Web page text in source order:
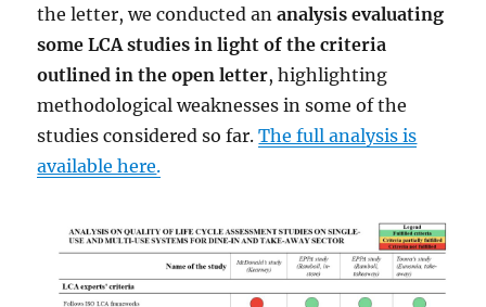
the letter, we conducted ananalysis evaluating
some LCA studies in light of the criteria
outlined in the open letter, highlighting
methodological weaknesses in some of the
studies considered so far.The full analysis is
available here.